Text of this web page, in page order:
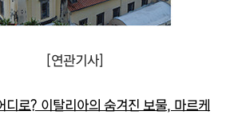
[연관기사]
디로? 이탈리아의 숨겨진 보물, 마르케